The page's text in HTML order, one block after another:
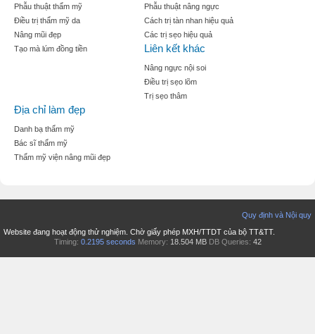
Phẫu thuật thẩm mỹ
Điều trị thẩm mỹ da
Nâng mũi đẹp
Tạo mà lúm đồng tiền
Phẫu thuật nâng ngực
Cách trị tàn nhan hiệu quả
Các trị sẹo hiệu quả
Liên kết khác
Nâng ngực nội soi
Điều trị sẹo lõm
Trị sẹo thâm
Địa chỉ làm đẹp
Danh bạ thẩm mỹ
Bác sĩ thẩm mỹ
Thẩm mỹ viện nâng mũi đẹp
Quy định và Nội quy
Website đang hoạt động thử nghiệm. Chờ giấy phép MXH/TTDT của bộ TT&TT.
Timing: 0.2195 seconds Memory: 18.504 MB DB Queries: 42